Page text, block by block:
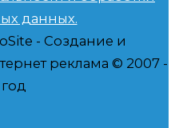
данных.
- Создание и
реклама © 2007 -